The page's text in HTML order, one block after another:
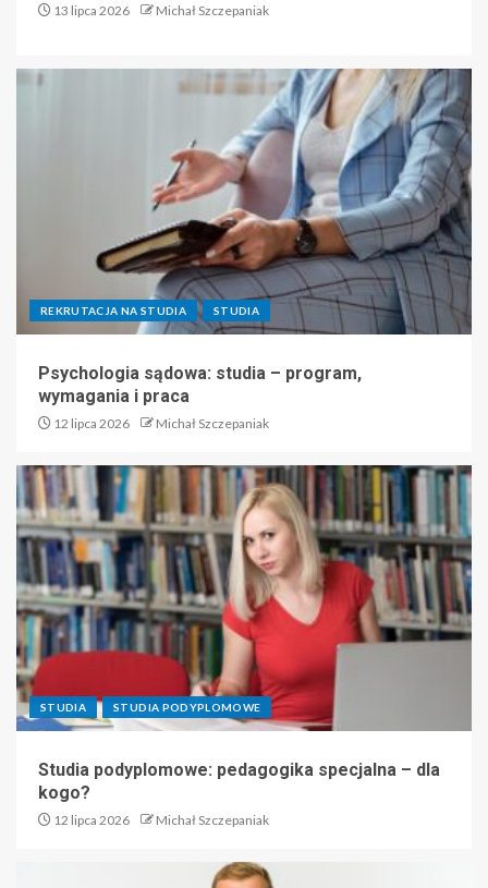
13 lipca 2026 Michał Szczepaniak
REKRUTACJA NA STUDIA STUDIA
Psychologia sądowa: studia – program,
wymagania i praca
12 lipca 2026 Michał Szczepaniak
STUDIA STUDIA PODYPLOMOWE
Studia podyplomowe: pedagogika specjalna – dla
kogo?
12 lipca 2026 Michał Szczepaniak